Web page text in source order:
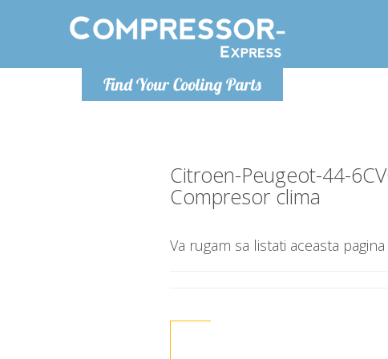
Find Your Cooling Parts
Luni-
Citroen-Peugeot-44-
Compresor clima
Va rugam sa listati aceasta